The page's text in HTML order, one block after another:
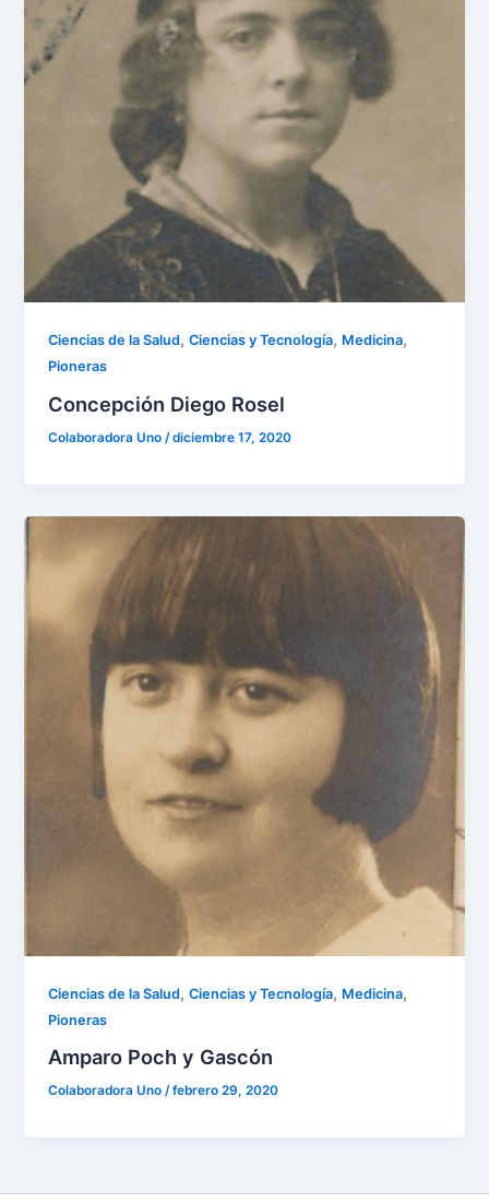
Ciencias de la Salud,Ciencias y Tecnología, Medicina,
Pioneras
Concepción Diego Rosel
Colaboradora Uno /diciembre 17, 2020
Ciencias de la Salud,Ciencias y Tecnología, Medicina,
Pioneras
Amparo Poch y Gascón
Colaboradora Uno/febrero 29, 2020